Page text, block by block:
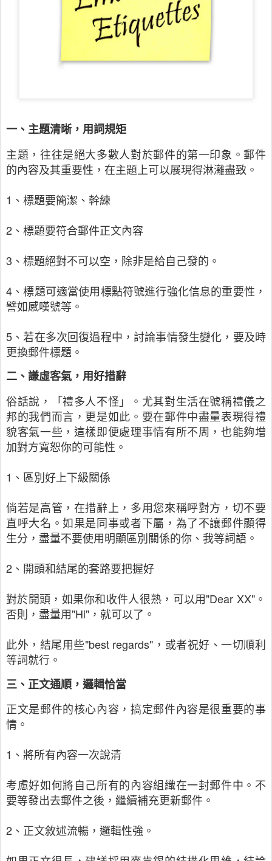
一、主題清晰，用詞規矩
主題，往往是絕大多數人對於郵件的第一印象。郵件
的內容及其重要性，在主題上可以展現得淋灕盡致。
1、標題要簡潔、幹練
2、標題要符合郵件正文內容
3、標題絕對不可以空，除非是給自己發的。
4、標題可適當使用標點符號進行強化信息的重要性，
譬如感嘆號等。
5、若在多次回復過程中，討論事情發生變化，要及時
更換郵件標題。
二、謙虛客氣，用好措辭
俗話說，「禮多人不怪」。尤其對生活在號稱禮儀之
邦的我們而言，更是如此。要在郵件中盡量表現得禮
貌客氣一些，這樣即便處理事情有所不周，也能夠增
加對方寬恕你的可能性。
1、區別好上下級關係
倘若是高管，在措辭上，多用您來稱呼對方，切不要
直呼大名。如果是同事或者下屬，為了不讓郵件顯得
生分，盡量不要使用明顯區別關係的你、我等詞語。
2、開頭和結尾的套路要把握好
對於開頭，如果你和收件人很熟，可以用"Dear XX"。
否則，盡量用"Hi"，就可以了。
此外，結尾用些"best regards"，或者祝好、一切順利
等詞就行。
三、正文通順，邏輯恰當
正文是郵件的核心內容，搞定郵件內容是很重要的事
情。
1、將所有內容一次說清
考慮好如何將自己所有的內容組織在一封郵件中。不
要等發出去郵件之後，繼續補充更新郵件。
2、正文敘述流暢，邏輯性強。